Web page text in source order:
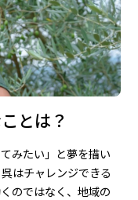
とは？
みたい」と夢を描い
はチャレンジできる
のではなく、地域の